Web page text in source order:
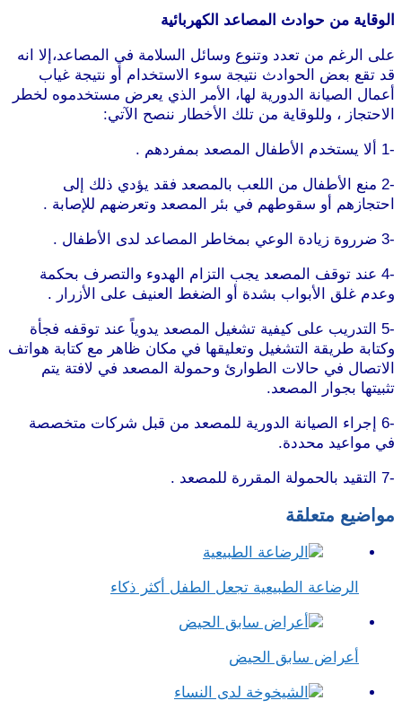
الوقاية من حوادث المصاعد الكهربائية
على الرغم من تعدد وتنوع وسائل السلامة في المصاعد،إلا انه
قد تقع بعض الحوادث نتيجة سوء الاستخدام أو نتيجة غياب
أعمال الصيانة الدورية لها، الأمر الذي يعرض مستخدموه لخطر
الاحتجاز ، وللوقاية من تلك الأخطار ننصح الآتي:
-1 ألا يستخدم الأطفال المصعد بمفردهم .
-2 منع الأطفال من اللعب بالمصعد فقد يؤدي ذلك إلى
احتجازهم أو سقوطهم في بئر المصعد وتعرضهم للإصابة .
-3 ضرروة زيادة الوعي بمخاطر المصاعد لدى الأطفال .
-4 عند توقف المصعد يجب التزام الهدوء والتصرف بحكمة
وعدم غلق الأبواب بشدة أو الضغط العنيف على الأزرار .
-5 التدريب على كيفية تشغيل المصعد يدوياً عند توقفه فجأة
وكتابة طريقة التشغيل وتعليقها في مكان ظاهر مع كتابة هواتف
الاتصال في حالات الطوارئ وحمولة المصعد في لافتة يتم
تثبيتها بجوار المصعد.
-6 إجراء الصيانة الدورية للمصعد من قبل شركات متخصصة
في مواعيد محددة.
-7 التقيد بالحمولة المقررة للمصعد .
مواضيع متعلقة
الرضاعة الطبيعية تجعل الطفل أكثر ذكاء
أعراض سابق الحيض